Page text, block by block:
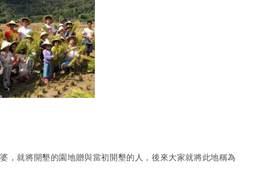
，就將開墾的園地贈與當初開墾的人，後來大家就將此地稱為